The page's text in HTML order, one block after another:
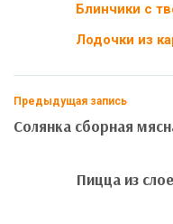
Блинчики с
Лодочки из
Предыдущая запись
Солянка сборная
Пицца из